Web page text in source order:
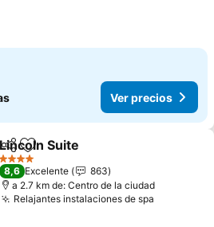
Ver precios
CompartirAgregar a favoritos
Lincoln Suite
4 Estrellas
8,6 Excelente
863
a 2.7 km de: Centro de la ciudad
Relajantes instalaciones de spa